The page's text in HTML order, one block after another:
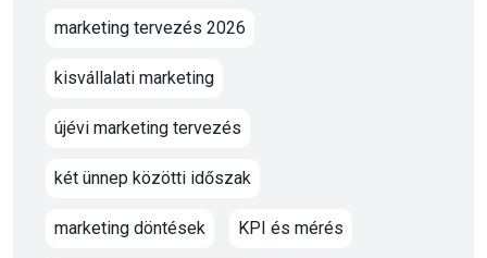
marketing tervezés 2026
kisvállalati marketing
újévi marketing tervezés
két ünnep közötti időszak
marketing döntések KPI és mérés